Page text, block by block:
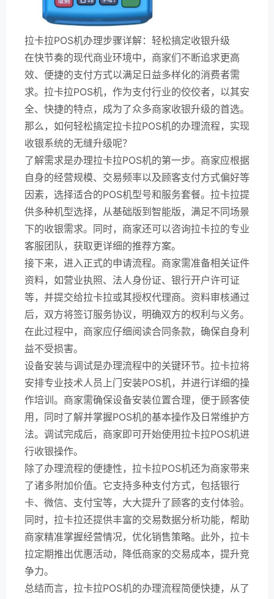
拉卡拉POS机办理步骤详解：轻松搞定收银升级
在快节奏的现代商业环境中，商家们不断追求更高
效、便捷的支付方式以满足日益多样化的消费者需
求。拉卡拉POS机，作为支付行业的佼佼者，以其安
全、快捷的特点，成为了众多商家收银升级的首选。
那么，如何轻松搞定拉卡拉POS机的办理流程，实现
收银系统的无缝升级呢？
了解需求是办理拉卡拉POS机的第一步。商家应根据
自身的经营规模、交易频率以及顾客支付方式偏好等
因素，选择适合的POS机型号和服务套餐。拉卡拉提
供多种机型选择，从基础版到智能版，满足不同场景
下的收银需求。同时，商家还可以咨询拉卡拉的专业
客服团队，获取更详细的推荐方案。
接下来，进入正式的申请流程。商家需准备相关证件
资料，如营业执照、法人身份证、银行开户许可证
等，并提交给拉卡拉或其授权代理商。资料审核通过
后，双方将签订服务协议，明确双方的权利与义务。
在此过程中，商家应仔细阅读合同条款，确保自身利
益不受损害。
设备安装与调试是办理流程中的关键环节。拉卡拉将
安排专业技术人员上门安装POS机，并进行详细的操
作培训。商家需确保设备安装位置合理，便于顾客使
用，同时了解并掌握POS机的基本操作及日常维护方
法。调试完成后，商家即可开始使用拉卡拉POS机进
行收银操作。
除了办理流程的便捷性，拉卡拉POS机还为商家带来
了诸多附加价值。它支持多种支付方式，包括银行
卡、微信、支付宝等，大大提升了顾客的支付体验。
同时，拉卡拉还提供丰富的交易数据分析功能，帮助
商家精准掌握经营情况，优化销售策略。此外，拉卡
拉定期推出优惠活动，降低商家的交易成本，提升竞
争力。
总结而言，拉卡拉POS机的办理流程简便快捷，从了